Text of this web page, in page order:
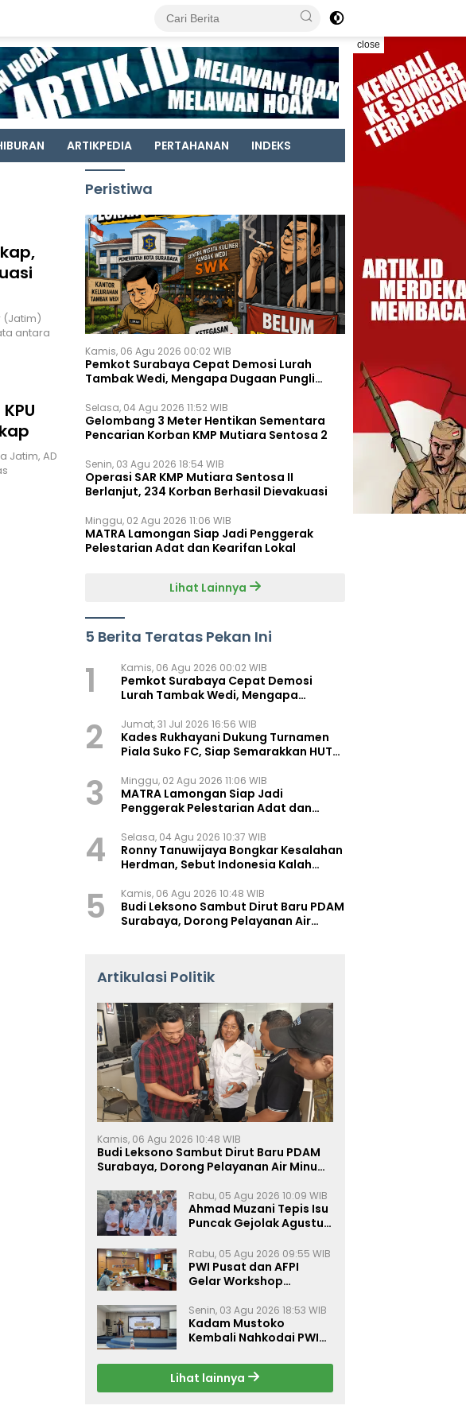
close
ARTIKPEDIA PERTAHANAN INDEKS
(Jatim)
antara
Jatim, AD
Peristiwa
Kamis, 06 Agu 2026 00:02 WIB
Pemkot Surabaya Cepat Demosi Lurah
Tambak Wedi, Mengapa Dugaan Pungli
Selasa, 04 Agu 2026 11:52 WIB
Gelombang 3 Meter Hentikan Sementara
Pencarian Korban KMP Mutiara Sentosa 2
Senin, 03 Agu 2026 18:54 WIB
Operasi SAR KMP Mutiara Sentosa II
Berlanjut, 234 Korban Berhasil Dievakuasi
Minggu, 02 Agu 2026 11:06 WIB
MATRA Lamongan Siap Jadi Penggerak
Pelestarian Adat dan Kearifan Lokal
Lihat Lainnya
5 Berita Teratas Pekan Ini
1 Kamis, 06 Agu 2026 00:02 WIB
Pemkot Surabaya Cepat Demosi
Lurah Tambak Wedi, Mengapa
2 Jumat, 31 Jul 2026 16:56 WIB
Kades Rukhayani Dukung Turnamen
Piala Suko FC, Siap Semarakkan HUT
3 Minggu, 02 Agu 2026 11:06 WIB
MATRA Lamongan Siap Jadi
Penggerak Pelestarian Adat dan
4 Selasa, 04 Agu 2026 10:37 WIB
Ronny Tanuwijaya Bongkar Kesalahan
Herdman, Sebut Indonesia Kalah
5 Kamis, 06 Agu 2026 10:48 WIB
Budi Leksono Sambut Dirut Baru PDAM
Surabaya, Dorong Pelayanan Air
Artikulasi Politik
Kamis, 06 Agu 2026 10:48 WIB
Budi Leksono Sambut Dirut Baru PDAM
Surabaya, Dorong Pelayanan Air Minum
Rabu, 05 Agu 2026 10:09 WIB
Ahmad Muzani Tepis Isu
Puncak Gejolak Agustus
Perkuat Persatuan
Rabu, 05 Agu 2026 09:55 WIB
PWI Pusat dan AFPI
Gelar Workshop
Inklusi Keuangan, dan
Perlindungan Publik
Senin, 03 Agu 2026 18:53 WIB
Kadam Mustoko
Kembali Nahkodai PWI
Harap Sinergi Antar
Daerah Kian Kuat
Lihat lainnya